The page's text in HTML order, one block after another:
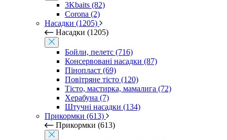
3Kbaits (82)
Corona (2)
Насадки (1205)
Насадки (1205)
Бойли, пелетс (716)
Консервовані насадки (87)
Пінопласт (69)
Повітряне тісто (120)
Тісто, мастирка, мамалига (72)
Херабуна (7)
Штучні насадки (134)
Прикормки (613)
Прикормки (613)